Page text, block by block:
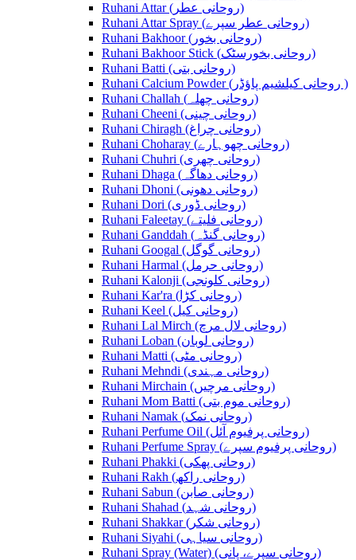
Ruhani Attar (روحانی عطر)
Ruhani Attar Spray (روحانی عطر سپرے)
Ruhani Bakhoor (روحانی بخور)
Ruhani Bakhoor Stick (روحانی بخورسٹک)
Ruhani Batti (روحانی بتی)
Ruhani Calcium Powder (روحانی کیلشیم پاؤڈر )
Ruhani Challah (روحانی چھلہ)
Ruhani Cheeni (روحانی چینی)
Ruhani Chiragh (روحانی چراغ)
Ruhani Choharay (روحانی چھوہارے)
Ruhani Chuhri (روحانی چھری)
Ruhani Dhaga (روحانی دھاگہ)
Ruhani Dhoni (روحانی دھونی)
Ruhani Dori (روحانی ڈوری)
Ruhani Faleetay (روحانی فلیتے)
Ruhani Ganddah (روحانی گنڈہ)
Ruhani Googal (روحانی گوگل)
Ruhani Harmal (روحانی حرمل)
Ruhani Kalonji (روحانی کلونجی)
Ruhani Kar'ra (روحانی کڑا)
Ruhani Keel (روحانی کیل)
Ruhani Lal Mirch (روحانی لال مرچ)
Ruhani Loban (روحانی لوبان)
Ruhani Matti (روحانی مٹی)
Ruhani Mehndi (روحانی مہندی)
Ruhani Mirchain (روحانی مرچیں)
Ruhani Mom Batti (روحانی موم بتی)
Ruhani Namak (روحانی نمک)
Ruhani Perfume Oil (روحانی پرفیوم آئل)
Ruhani Perfume Spray (روحانی پرفیوم سپرے)
Ruhani Phakki (روحانی پھکی)
Ruhani Rakh (روحانی راکھ)
Ruhani Sabun (روحانی صابن)
Ruhani Shahad (روحانی شہد)
Ruhani Shakkar (روحانی شکر)
Ruhani Siyahi (روحانی سیاہی)
Ruhani Spray (Water) (روحانی سپرے، پانی)